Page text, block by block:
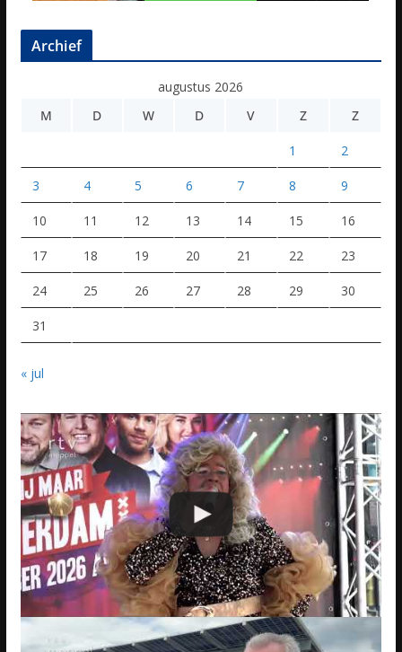
Archief
augustus 2026
M
D W D V Z Z
1 2
3 4 5 6 7 8 9
10 11 12 13 14 15 16
17 18 19 20 21 22 23
24 25 26 27 28 29 30
31
« jul